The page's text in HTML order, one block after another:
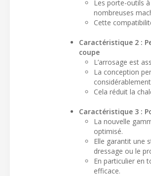
Les porte-outils
nombreuses
Cette
Caractéristique 2 :
coupe
L’arrosage est
La conception
Cela réduit la
Caractéristique 3 :
La nouvelle
optimisé.
Elle garantit une
dressage ou le
En particulier en
efficace.